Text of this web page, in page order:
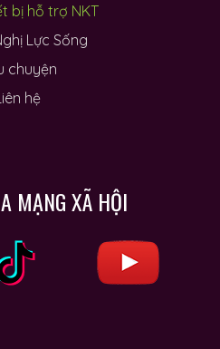
bị hỗ trợ NKT
Lực Sống
chuyện
hệ
MẠNG XÃ HỘI